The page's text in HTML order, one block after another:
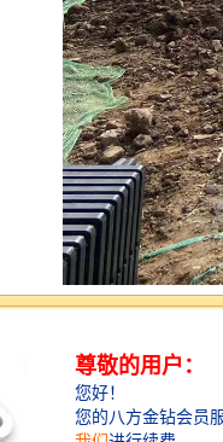
雨水收集系统，是
对收集的雨水进行处
统。现今多数由弃